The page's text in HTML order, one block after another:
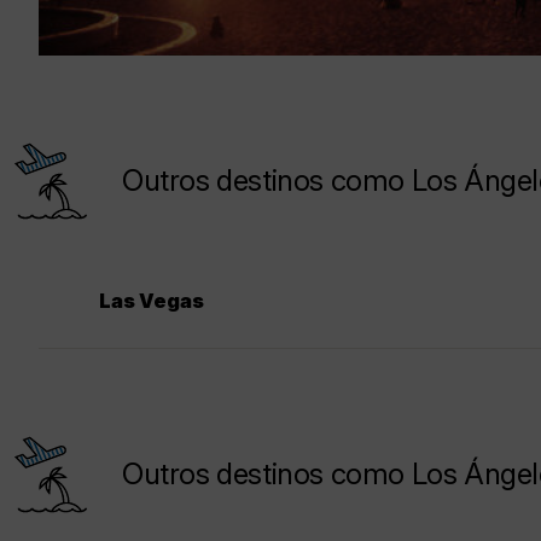
Outros destinos como Los
Las Vegas
Outros destinos como Los